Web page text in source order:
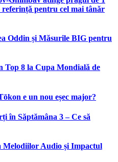
pentru cel mai tânăr
Oddin și Măsurile BIG pentru
Top 8 la Cupa Mondială de
e un nou eșec major?
în Săptămâna 3 – Ce să
Melodiilor Audio și Impactul